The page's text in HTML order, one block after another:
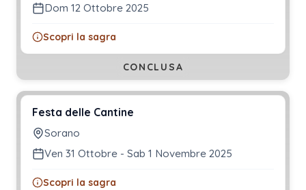
Dom 12 Ottobre 2025
Scopri la sagra
CONCLUSA
Festa delle Cantine
Sorano
Ven 31 Ottobre - Sab 1 Novembre 2025
Scopri la sagra